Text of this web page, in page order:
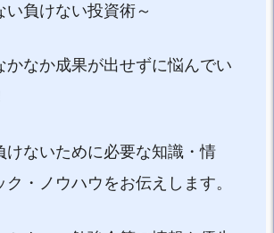
い負けない投資術～
かなか成果が出せずに悩んでい
けないために必要な知識・情
・ノウハウをお伝えします。